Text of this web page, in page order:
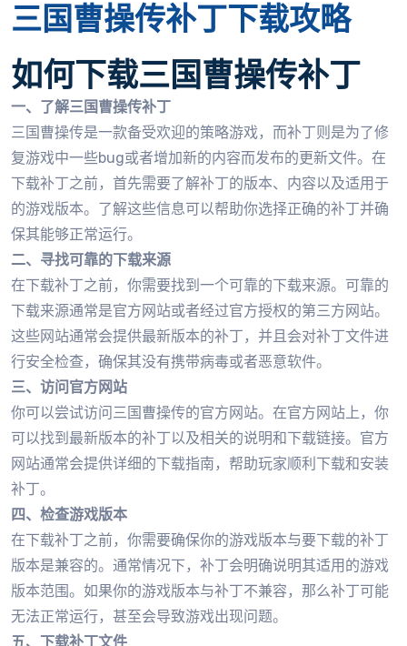
三国曹操传补丁下载攻略
如何下载三国曹操传补丁
一、了解三国曹操传补丁
三国曹操传是一款备受欢迎的策略游戏，而补丁则是为了修
复游戏中一些bug或者增加新的内容而发布的更新文件。在
下载补丁之前，首先需要了解补丁的版本、内容以及适用于
的游戏版本。了解这些信息可以帮助你选择正确的补丁并确
保其能够正常运行。
二、寻找可靠的下载来源
在下载补丁之前，你需要找到一个可靠的下载来源。可靠的
下载来源通常是官方网站或者经过官方授权的第三方网站。
这些网站通常会提供最新版本的补丁，并且会对补丁文件进
行安全检查，确保其没有携带病毒或者恶意软件。
三、访问官方网站
你可以尝试访问三国曹操传的官方网站。在官方网站上，你
可以找到最新版本的补丁以及相关的说明和下载链接。官方
网站通常会提供详细的下载指南，帮助玩家顺利下载和安装
补丁。
四、检查游戏版本
在下载补丁之前，你需要确保你的游戏版本与要下载的补丁
版本是兼容的。通常情况下，补丁会明确说明其适用的游戏
版本范围。如果你的游戏版本与补丁不兼容，那么补丁可能
无法正常运行，甚至会导致游戏出现问题。
五、下载补丁文件